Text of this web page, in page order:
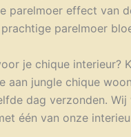
parelmoer effect van
parelmoer
je chique interieur?
aan jungle chique
dag verzonden.
één van onze